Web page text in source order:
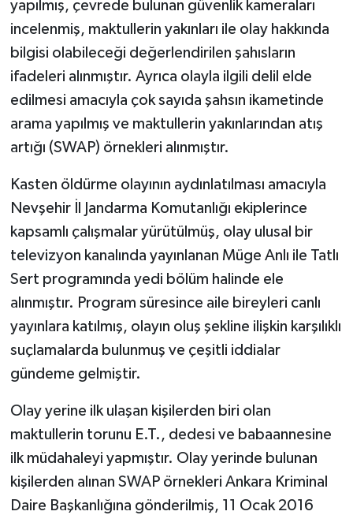
yapılmış, çevrede bulunan güvenlik kameraları
incelenmiş, maktullerin yakınları ile olay hakkında
bilgisi olabileceği değerlendirilen şahısların
ifadeleri alınmıştır. Ayrıca olayla ilgili delil elde
edilmesi amacıyla çok sayıda şahsın ikametinde
arama yapılmış ve maktullerin yakınlarından atış
artığı (SWAP) örnekleri alınmıştır.
Kasten öldürme olayının aydınlatılması amacıyla
Nevşehir İl Jandarma Komutanlığı ekiplerince
kapsamlı çalışmalar yürütülmüş, olay ulusal bir
televizyon kanalında yayınlanan Müge Anlı ile Tatlı
Sert programında yedi bölüm halinde ele
alınmıştır. Program süresince aile bireyleri canlı
yayınlara katılmış, olayın oluş şekline ilişkin karşılıklı
suçlamalarda bulunmuş ve çeşitli iddialar
gündeme gelmiştir.
Olay yerine ilk ulaşan kişilerden biri olan
maktullerin torunu E.T., dedesi ve babaannesine
ilk müdahaleyi yapmıştır. Olay yerinde bulunan
kişilerden alınan SWAP örnekleri Ankara Kriminal
Daire Başkanlığına gönderilmiş, 11 Ocak 2016